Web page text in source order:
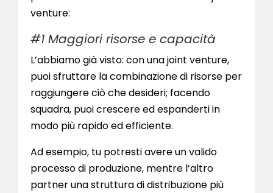
venture:
#1 Maggiori risorse e capacità
L’abbiamo già visto: con una joint venture,
puoi sfruttare la combinazione di risorse per
raggiungere ciò che desideri; facendo
squadra, puoi crescere ed espanderti in
modo più rapido ed efficiente.
Ad esempio, tu potresti avere un valido
processo di produzione, mentre l’altro
partner una struttura di distribuzione più